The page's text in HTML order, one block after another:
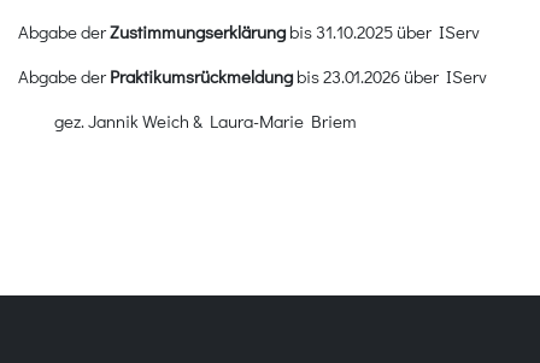
Abgabe derZustimmungserklärung bis 31.10.2025 über IServ
Abgabe der Praktikumsrückmeldung bis 23.01.2026 über IServ
gez. Jannik Weich & Laura-Marie Briem